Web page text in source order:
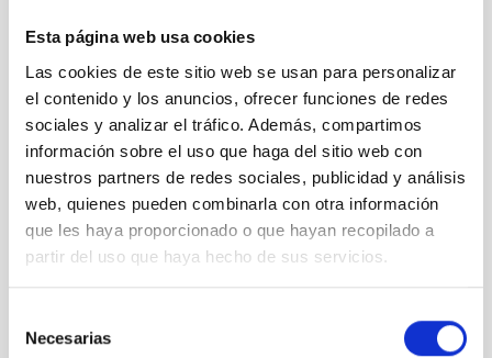
Esta página web usa cookies
Las cookies de este sitio web se usan para personalizar
el contenido y los anuncios, ofrecer funciones de redes
sociales y analizar el tráfico. Además, compartimos
información sobre el uso que haga del sitio web con
nuestros partners de redes sociales, publicidad y análisis
web, quienes pueden combinarla con otra información
que les haya proporcionado o que hayan recopilado a
partir del uso que haya hecho de sus servicios.
Necesarias
Telescopio Solar de CosmoLAB